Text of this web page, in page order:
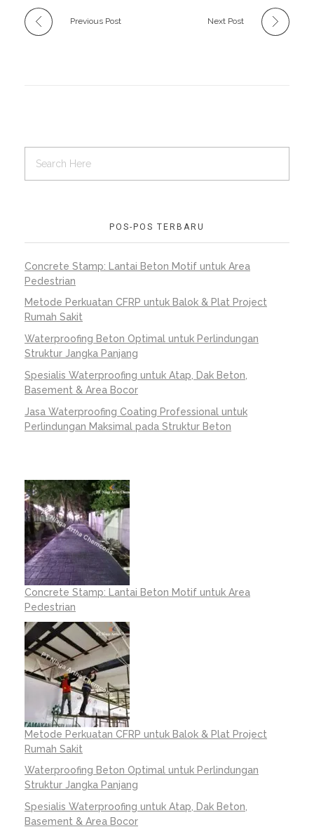
Previous Post Next Post
POS-POS TERBARU
Concrete Stamp: Lantai Beton Motif untuk Area
Pedestrian
Metode Perkuatan CFRP untuk Balok & Plat Project
Rumah Sakit
Waterproofing Beton Optimal untuk Perlindungan
Struktur Jangka Panjang
Spesialis Waterproofing untuk Atap, Dak Beton,
Basement & Area Bocor
Jasa Waterproofing Coating Professional untuk
Perlindungan Maksimal pada Struktur Beton
Concrete Stamp: Lantai Beton Motif untuk Area
Pedestrian
Metode Perkuatan CFRP untuk Balok & Plat Project
Rumah Sakit
Waterproofing Beton Optimal untuk Perlindungan
Struktur Jangka Panjang
Spesialis Waterproofing untuk Atap, Dak Beton,
Basement & Area Bocor